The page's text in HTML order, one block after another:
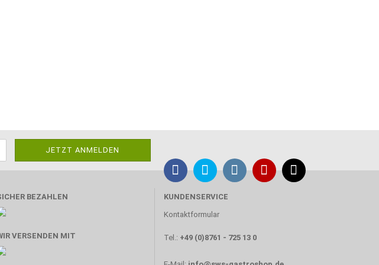
BEZAHLEN
VERSENDEN MIT
KUNDENSERVICE
Kontaktformular
Tel.: +49 (0)8761 - 725 13 0